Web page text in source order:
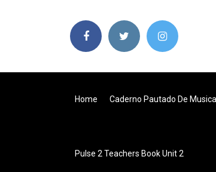
Home Caderno Pautado De
Pulse 2 Teachers Book Unit 2